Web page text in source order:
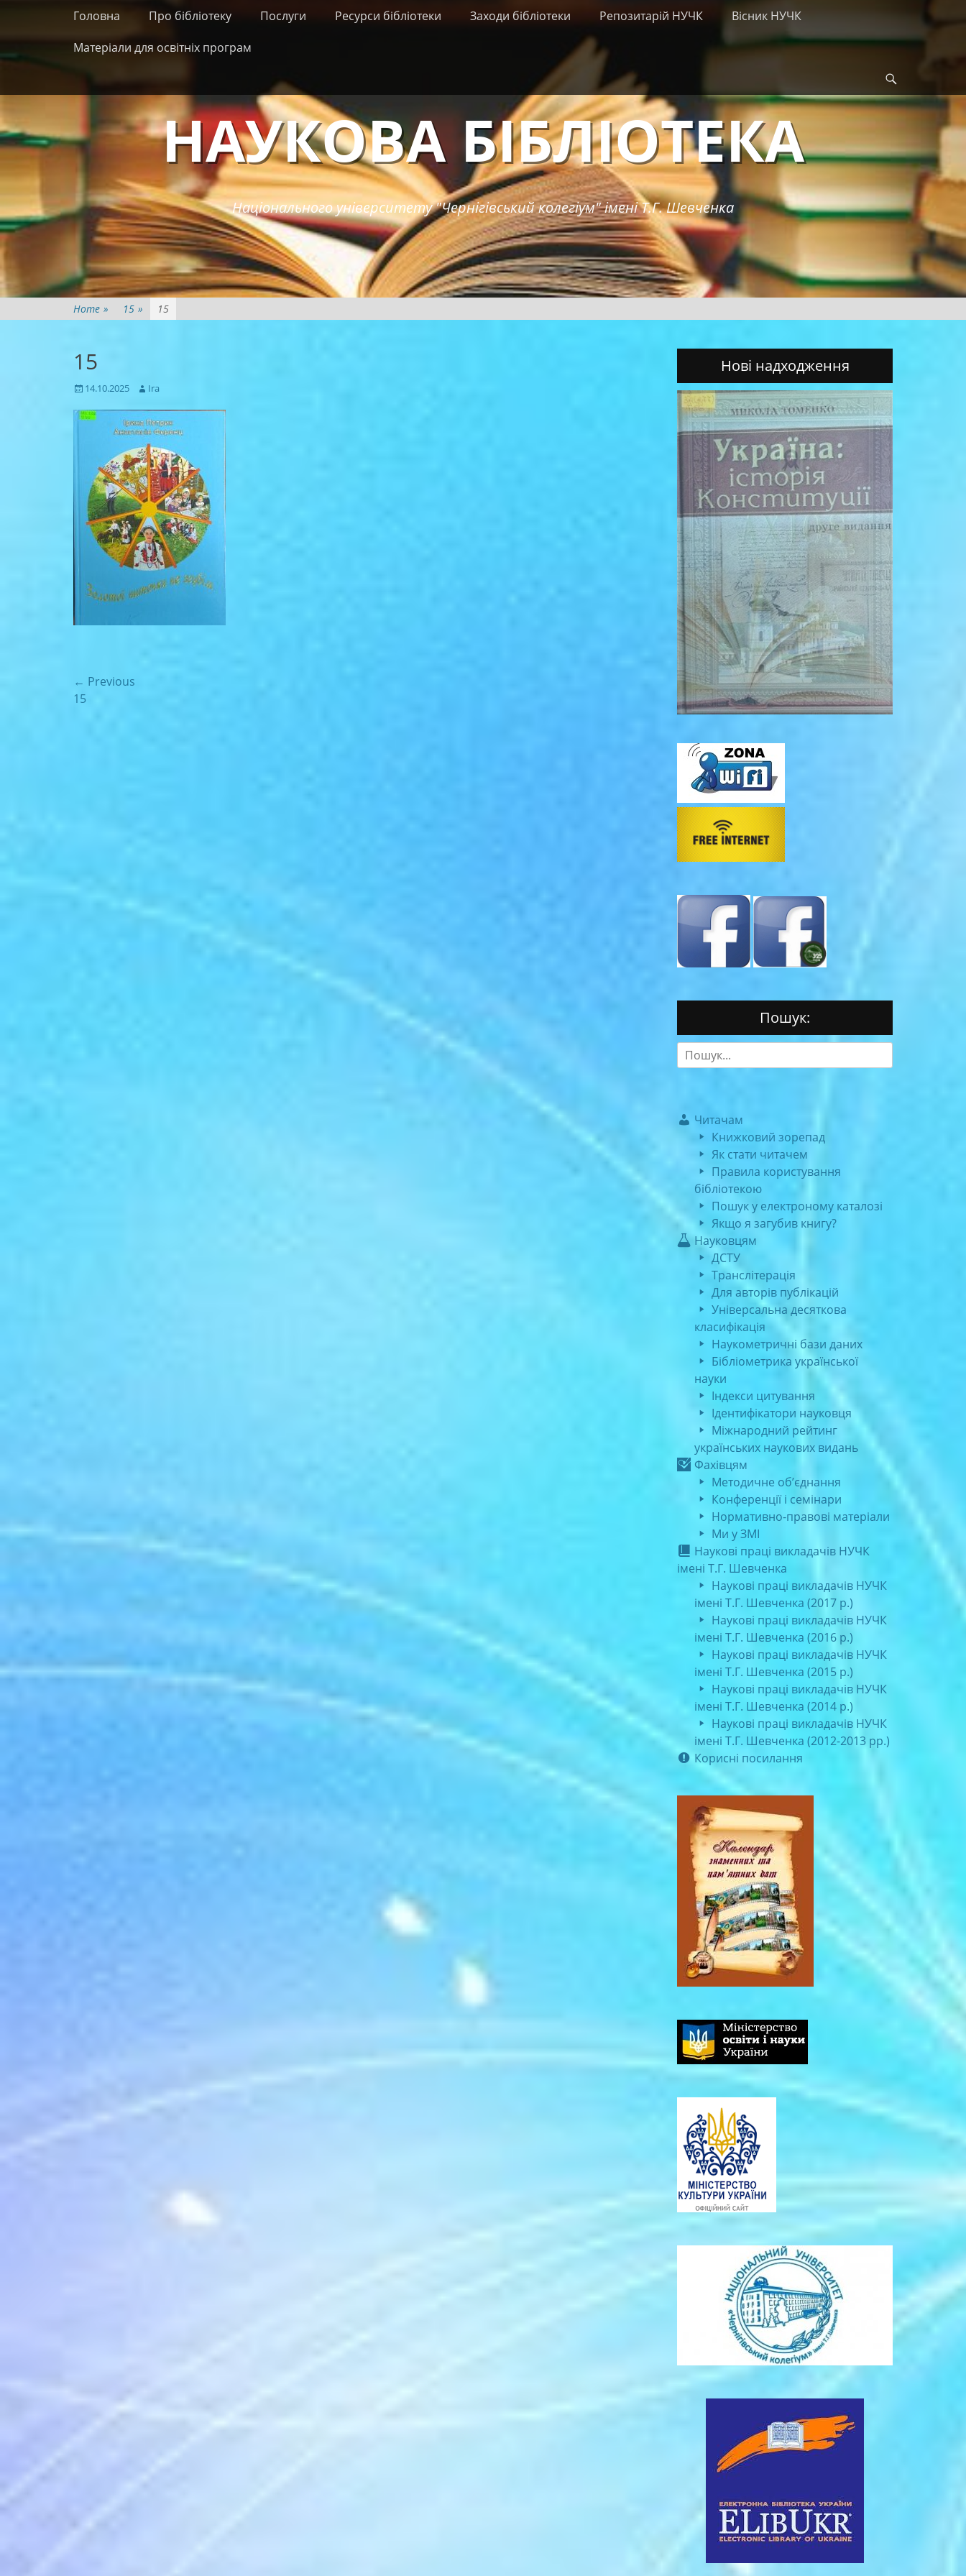
Skip
content
Primary Menu
Головна Про бібліотеку Послуги Ресурси бібліотеки Заходи бібліотеки Репозитарій НУЧК
Вісник НУЧК
Матеріали для освітніх програм
НАУКОВА БІБЛІОТЕКА
Національного університету "Чернігівський колегіум" імені Т.Г. Шевченка
Home » 15 » 15
15
Posted
14.10.2025 Author
Ira
Навігація
записів
← Previous
Previous
15
Нові надходження
Пошук:
Search
for:
Читачам
Книжковий зорепад
Як стати читачем
Правила користування
бібліотекою
Пошук у електроному каталозі
Якщо я загубив книгу?
Науковцям
ДСТУ
Транслітерація
Для авторів публікацій
Універсальна десяткова
класифікація
Наукометричні бази даних
Бібліометрика української
науки
Індекси цитування
Ідентифікатори науковця
Міжнародний рейтинг
українських наукових видань
Фахівцям
Методичне об’єднання
Конференції і семінари
Нормативно-правові матеріали
Ми у ЗМІ
Наукові праці викладачів НУЧК
імені Т.Г. Шевченка
Наукові праці викладачів НУЧК
імені Т.Г. Шевченка (2017 р.)
Наукові праці викладачів НУЧК
імені Т.Г. Шевченка (2016 р.)
Наукові праці викладачів НУЧК
імені Т.Г. Шевченка (2015 р.)
Наукові праці викладачів НУЧК
імені Т.Г. Шевченка (2014 р.)
Наукові праці викладачів НУЧК
імені Т.Г. Шевченка (2012-2013 рр.)
Корисні посилання